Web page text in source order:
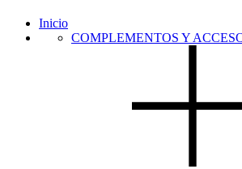
Inicio
COMPLEMENTOS Y